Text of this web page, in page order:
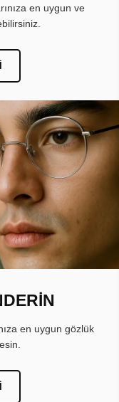
en uygun ve
en uygun gözlük